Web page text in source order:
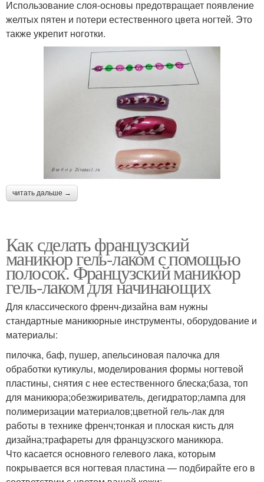
Использование слоя-основы предотвращает появление
желтых пятен и потери естественного цвета ногтей. Это
также укрепит ноготки.
читать дальше →
Как сделать французский
маникюр гель-лаком с помощью
полосок. Французский маникюр
гель-лаком для начинающих
Для классического френч-дизайна вам нужны
стандартные маникюрные инструменты, оборудование и
материалы:
пилочка, баф, пушер, апельсиновая палочка для
обработки кутикулы, моделирования формы ногтевой
пластины, снятия с нее естественного блеска;база, топ
для маникюра;обезжириватель, дегидратор;лампа для
полимеризации материалов;цветной гель-лак для
работы в технике френч;тонкая и плоская кисть для
дизайна;трафареты для французского маникюра.
Что касается основного гелевого лака, которым
покрывается вся ногтевая пластина — подбирайте его в